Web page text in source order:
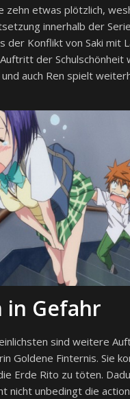
zehn etwas plötzlich,
innerhalb der
der Konflikt von Saki mit
der Schulschönheit
auch Ren spielt
in Gefahr
sind weitere
Goldene Finternis. Sie
Erde Rito zu töten.
nicht unbedingt die